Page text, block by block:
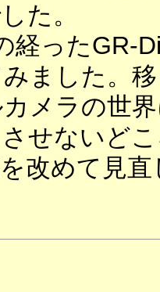
た。
ったGR-
ました。
メラの世
せないど
改めて見直